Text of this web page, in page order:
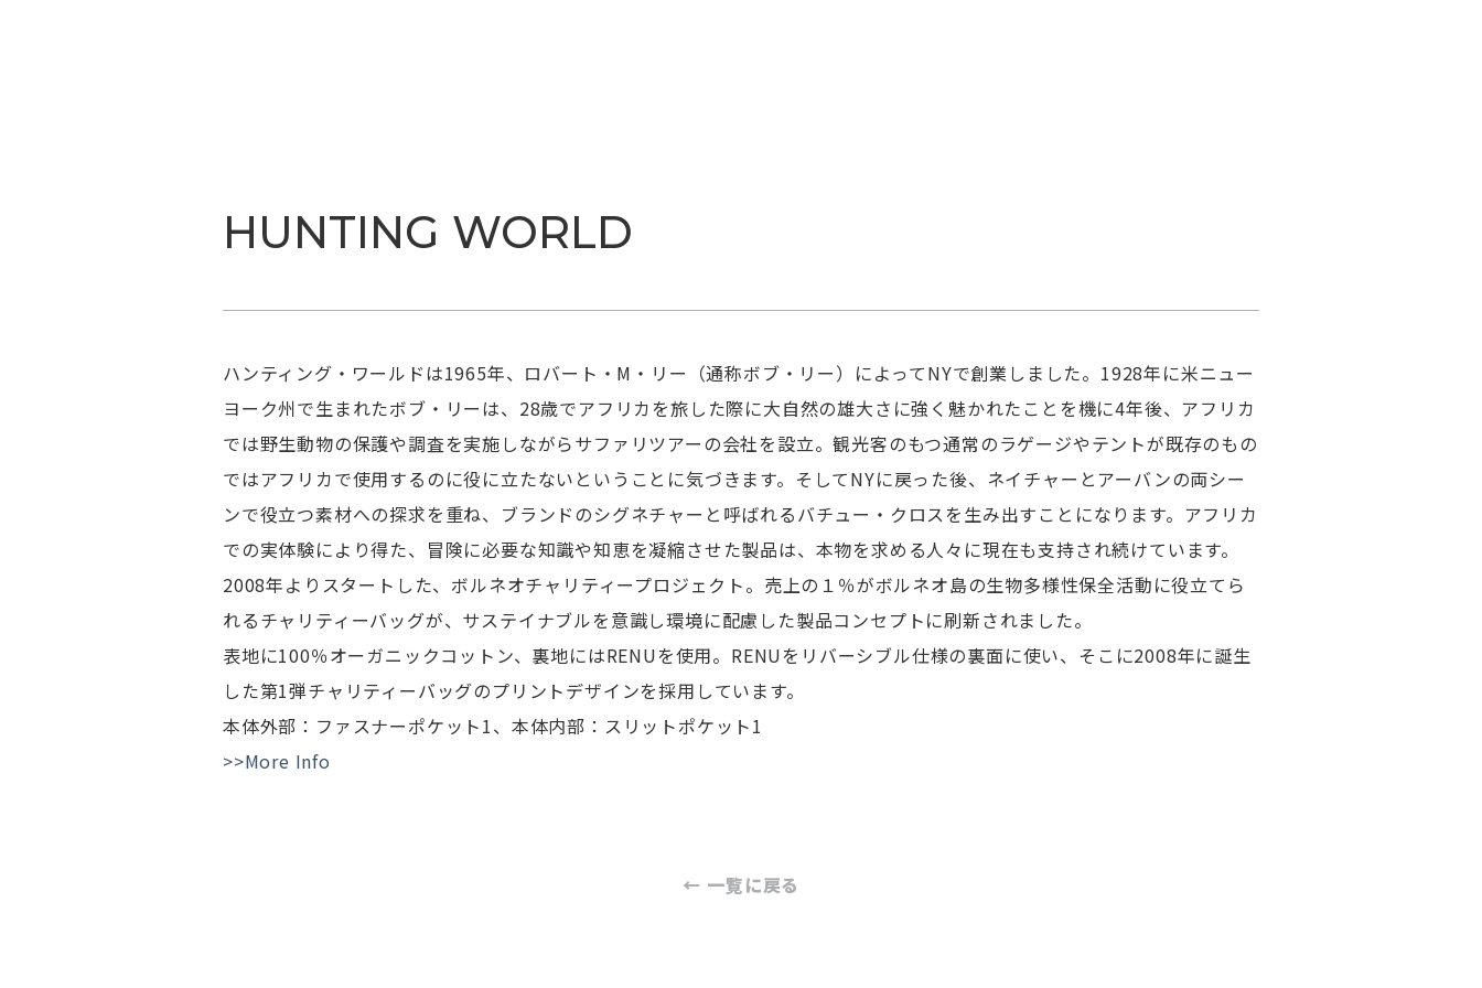
HUNTING WORLD
ハンティング・ワールドは1965年、ロバート・M・リー（通称ボブ・リー）によってNYで創業しました。1928年に米ニュー
ヨーク州で生まれたボブ・リーは、28歳でアフリカを旅した際に大自然の雄大さに強く魅かれたことを機に4年後、アフリカ
では野生動物の保護や調査を実施しながらサファリツアーの会社を設立。観光客のもつ通常のラゲージやテントが既存のもの
ではアフリカで使用するのに役に立たないということに気づきます。そしてNYに戻った後、ネイチャーとアーバンの両シー
ンで役立つ素材への探求を重ね、ブランドのシグネチャーと呼ばれるバチュー・クロスを生み出すことになります。アフリカ
での実体験により得た、冒険に必要な知識や知恵を凝縮させた製品は、本物を求める人々に現在も支持され続けています。
2008年よりスタートした、ボルネオチャリティープロジェクト。売上の１％がボルネオ島の生物多様性保全活動に役立てら
れるチャリティーバッグが、サステイナブルを意識し環境に配慮した製品コンセプトに刷新されました。
表地に100％オーガニックコットン、裏地にはRENUを使用。RENUをリバーシブル仕様の裏面に使い、そこに2008年に誕生
した第1弾チャリティーバッグのプリントデザインを採用しています。
本体外部：ファスナーポケット1、本体内部：スリットポケット1
>>More Info
← 一覧に戻る